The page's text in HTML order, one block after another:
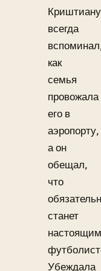
Криштиану
всегда
как
семья
провожала
его в
аэропорту,
а он
обещал,
что
станет
настоящим
Убеждала